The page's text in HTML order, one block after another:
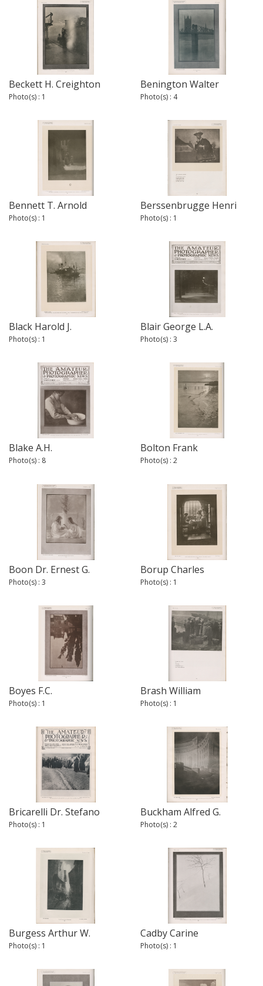
Beckett H. Creighton
Photo(s) : 1
Benington Walter
Photo(s) : 4
Bennett T. Arnold
Photo(s) : 1
Berssenbrugge Henri
Photo(s) : 1
Black Harold J.
Photo(s) : 1
Blair George L.A.
Photo(s) : 3
Blake A.H.
Photo(s) : 8
Bolton Frank
Photo(s) : 2
Boon Dr. Ernest G.
Photo(s) : 3
Borup Charles
Photo(s) : 1
Boyes F.C.
Photo(s) : 1
Brash William
Photo(s) : 1
Bricarelli Dr. Stefano
Photo(s) : 1
Buckham Alfred G.
Photo(s) : 2
Burgess Arthur W.
Photo(s) : 1
Cadby Carine
Photo(s) : 1